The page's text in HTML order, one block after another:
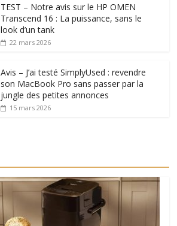
TEST – Notre avis sur le HP OMEN
Transcend 16 : La puissance, sans le
look d’un tank
22 mars 2026
Avis – J’ai testé SimplyUsed : revendre
son MacBook Pro sans passer par la
jungle des petites annonces
15 mars 2026